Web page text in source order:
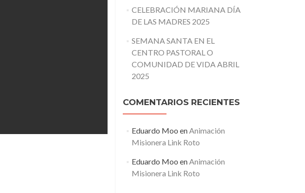
CELEBRACIÓN MARIANA DÍA
DE LAS MADRES 2025
SEMANA SANTA EN EL
CENTRO PASTORAL O
COMUNIDAD DE VIDA ABRIL
2025
COMENTARIOS RECIENTES
Eduardo Moo enAnimación
Misionera Link Roto
Eduardo Moo enAnimación
Misionera Link Roto